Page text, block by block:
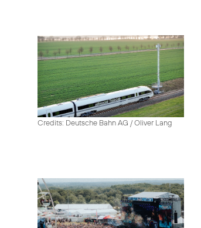
Credits: Deutsche Bahn AG / Oliver Lang